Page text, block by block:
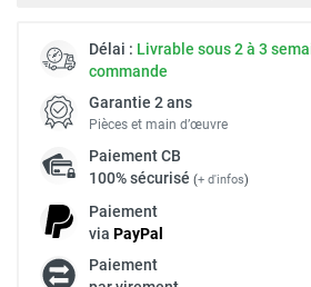
Délai : Livrable sous 2 à 3
commande
Garantie 2 ans
Pièces et main d’œuvre
PaiementCB
100% sécurisé (+ d'infos)
Paiement
via PayPal
Paiement